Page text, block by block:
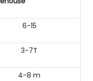
6-15
3-7T
4-8 m